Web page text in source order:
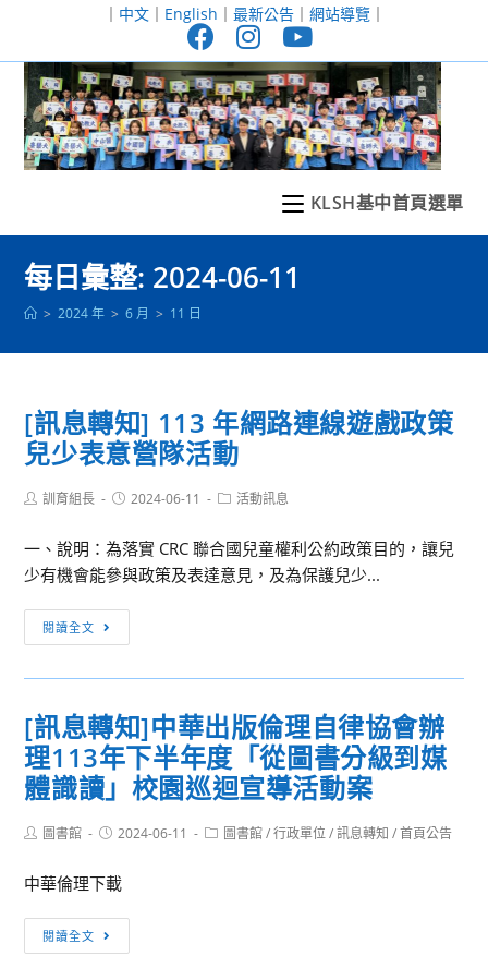
至
｜ 中文｜ English ｜ 最新公告｜ 網站導覽｜
KLSH基中首頁選單
每日彙整: 2024-06-11
> 2024 年 > 6 月 > 11 日
[訊息轉知] 113 年網路連線遊戲政策
兒少表意營隊活動
Post訓育組長
Post2024-06-11
Post活動訊息
一、說明：為落實 CRC 聯合國兒童權利公約政策目的，讓兒
少有機會能參與政策及表達意見，及為保護兒少...
閱讀全文
息
轉
113
年
網
路
連
[訊息轉知]中華出版倫理自律協會辦
理113年下半年度「從圖書分級到媒
體識讀」校園巡迴宣導活動案
Post圖書館
Post2024-06-11
Post圖書館 / 行政單位 / 訊息轉知 / 首頁公告
中華倫理下載
閱讀全文
息